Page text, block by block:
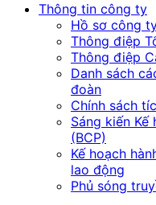
Thông tin công ty
Hồ sơ công
Thông điệp
Thông điệp
Danh sách
đoàn
Chính sách
Sáng kiến
(BCP)
Kế hoạch
lao động
Phủ sóng